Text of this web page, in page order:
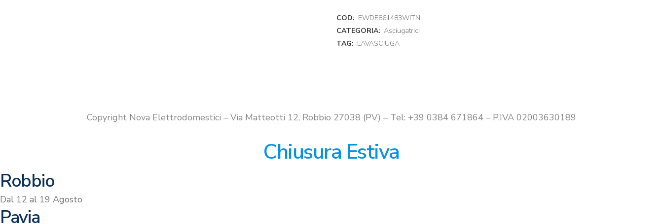
COD: EWDE861483WITN
CATEGORIA: Asciugatrici
TAG: LAVASCIUGA
Copyright Nova Elettrodomestici – Via Matteotti 12, Robbio 27038 (PV) – Tel: +39 0384 671864 – P.IVA 02003630189
Chiusura Estiva
Robbio
Dal 12 al 19 Agosto
Pavia